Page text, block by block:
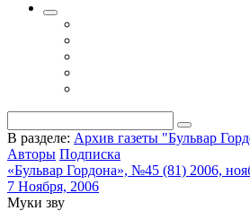
В разделе: Архив газеты "Бульвар
Авторы Подписка
«Бульвар Гордона», №45 (81) 2006,
7 Ноября, 2006
Муки зву